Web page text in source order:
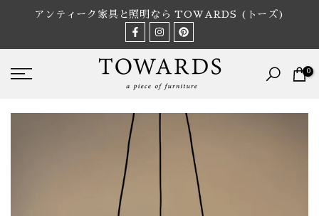
アンティーク家具と照明なら TOWARDS (トーズ)
0